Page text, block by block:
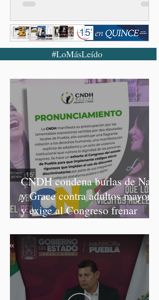
#LoMásLeído
CNDH condena burlas de Nay
y Grace contra adultos mayores
y exige al Congreso frenar